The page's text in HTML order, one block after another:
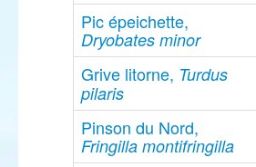
Pic épeichette,
Dryobates minor
Grive litorne, Turdus
pilaris
Pinson du Nord,
Fringilla montifringilla